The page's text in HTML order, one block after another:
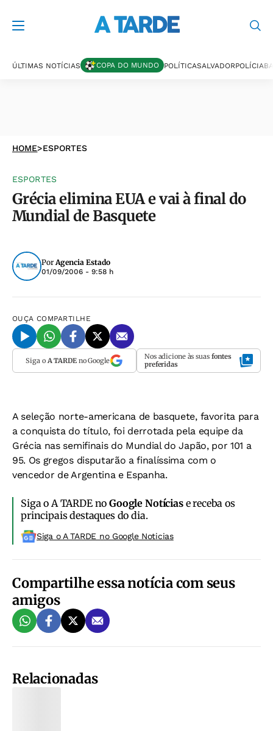
ÚLTIMAS NOTÍCIAS COPA DO MUNDO POLÍTICASALVADORPOLÍCIA
HOME>ESPORTES
ESPORTES
Grécia elimina EUA e vai à final do
Mundial de Basquete
PorAgencia Estado
01/09/2006 - 9:58 h
OUÇA COMPARTILHE
Siga o A TARDEno Google Nos adicione às suas fontes
preferidas
A seleção norte-americana de basquete, favorita para
a conquista do título, foi derrotada pela equipe da
Grécia nas semifinais do Mundial do Japão, por 101 a
95. Os gregos disputarão a finalíssima com o
vencedor de Argentina e Espanha.
Siga o A TARDE noGoogle Notíciase receba os
principais destaques do dia.
Siga o A TARDE no Google Noticias
Compartilhe essa notícia com seus
amigos
Relacionadas